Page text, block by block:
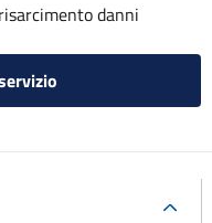
danni